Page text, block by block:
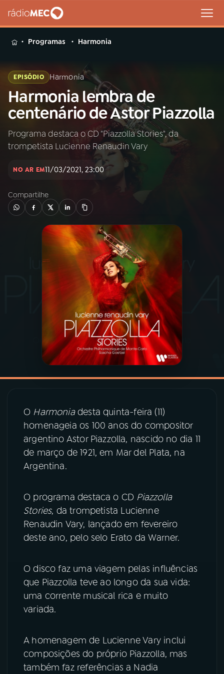
MENU
Buscar
na
Rádio
MEC
Buscar
Início AO VIVO
02A RÁDIO
PROGRAMAÇÃO
PROGRAMAS
PODCASTS
VIDEOCASTS
07ÚLTIMAS
08PRÊMIO RÁDIO MEC
ACOMPANHE A RÁDIO MEC
YouTube
Instagram X
TikTok
Programas Harmonia
EPISÓDIO Harmonia
Harmonia lembra de
centenário de Astor Piazzolla
Programa destaca o CD "Piazzolla Stories", da
trompetista Lucienne Renaudin Vary
NO AR EM11/03/2021, 23:00
Compartilhe
O Harmoniadesta quinta-feira (11)
homenageia os 100 anos do compositor
argentino Astor Piazzolla, nascido no dia 11
de março de 1921, em Mar del Plata, na
Argentina.
O programa destaca o CD Piazzolla
Stories, da trompetista Lucienne
Renaudin Vary, lançado em fevereiro
deste ano, pelo selo Erato da Warner.
O disco faz uma viagem pelas influências
que Piazzolla teve ao longo da sua vida:
uma corrente musical rica e muito
variada.
A homenagem de Lucienne Vary inclui
composições do próprio Piazzolla, mas
também faz referências a Nadia